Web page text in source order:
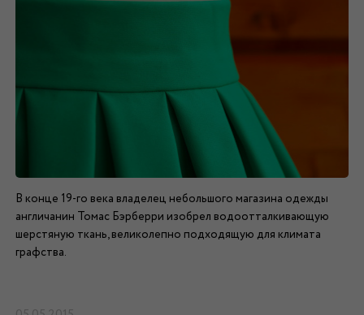
В конце 19-го века владелец небольшого магазина одежды
англичанин Томас Бэрберри изобрел водоотталкивающую
шерстяную ткань, великолепно подходящую для климата
графства.